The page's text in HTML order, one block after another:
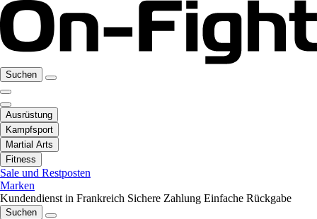
Suchen
Ausrüstung
Kampfsport
Martial Arts
Fitness
Sale und Restposten
Marken
Kundendienst in Frankreich Sichere Zahlung Einfache Rückgabe
Suchen